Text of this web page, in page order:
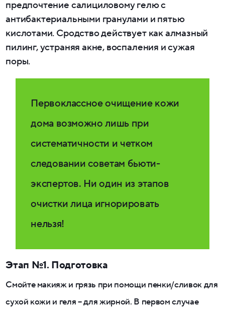
предпочтение салициловому гелю с
антибактериальными гранулами и пятью
кислотами. Сродство действует как алмазный
пилинг, устраняя акне, воспаления и сужая
поры.
Первоклассное очищение кожи
дома возможно лишь при
систематичности и четком
следовании советам бьюти-
экспертов. Ни один из этапов
очистки лица игнорировать
нельзя!
Этап №1. Подготовка
Смойте макияж и грязь при помощи пенки/сливок для
сухой кожи и геля – для жирной. В первом случае